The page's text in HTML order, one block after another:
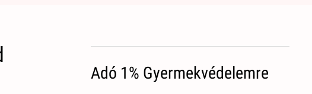
Adó 1% Gyermekvédelemre